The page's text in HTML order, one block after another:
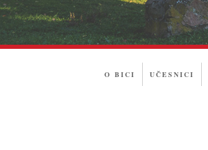
O BICI UČESNICI